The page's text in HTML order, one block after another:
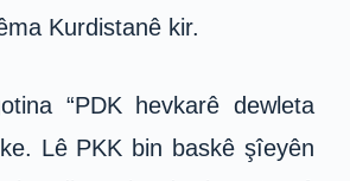
Kurdistanê kir.
“PDK hevkarê dewleta
Lê PKK bin baskê şîeyên